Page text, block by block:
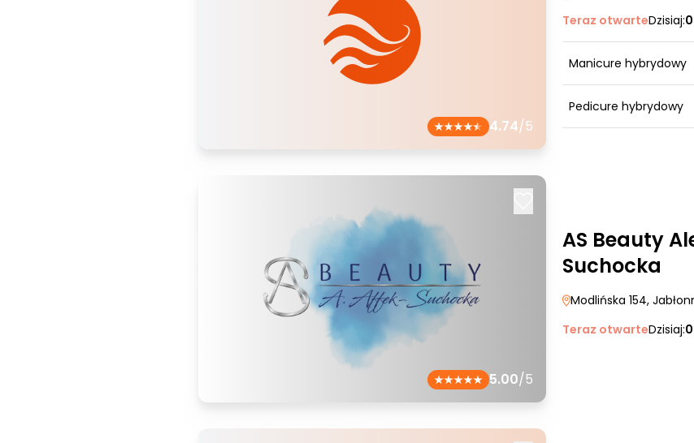
4.74/5
Teraz otwarteDzisiaj:
Manicure hybrydowy
Pedicure hybrydowy
5.00/5
AS Beauty
Suchocka
Modlińska 154,
Teraz otwarteDzisiaj: